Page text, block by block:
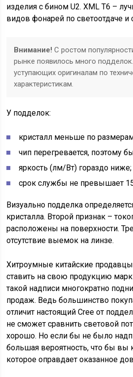
изделия с бином U2. XML Т6 –
видов фонарей по светоотдаче и
Внимание! С ростом
рынке появилось много
уступающих оригиналам по
характеристикам.
У подделок:
кристалл меньше по
чип перегревается, поэтому
яркость (лм/Вт) гораздо ниже;
срок службы не превышает
Визуально подделка
кристалла. Второй признак –
расположены на поверхности.
отсутствие выемок на линзе.
Хитроумные китайские
ставить на свою продукцию
такой надписи многократно
продаж. Ведь большинство
отличит настоящий Cree от
не сможет сравнить световой
хорошо. Но если бы не было
большая вероятность, что бы вы
которое оправдает оказанное